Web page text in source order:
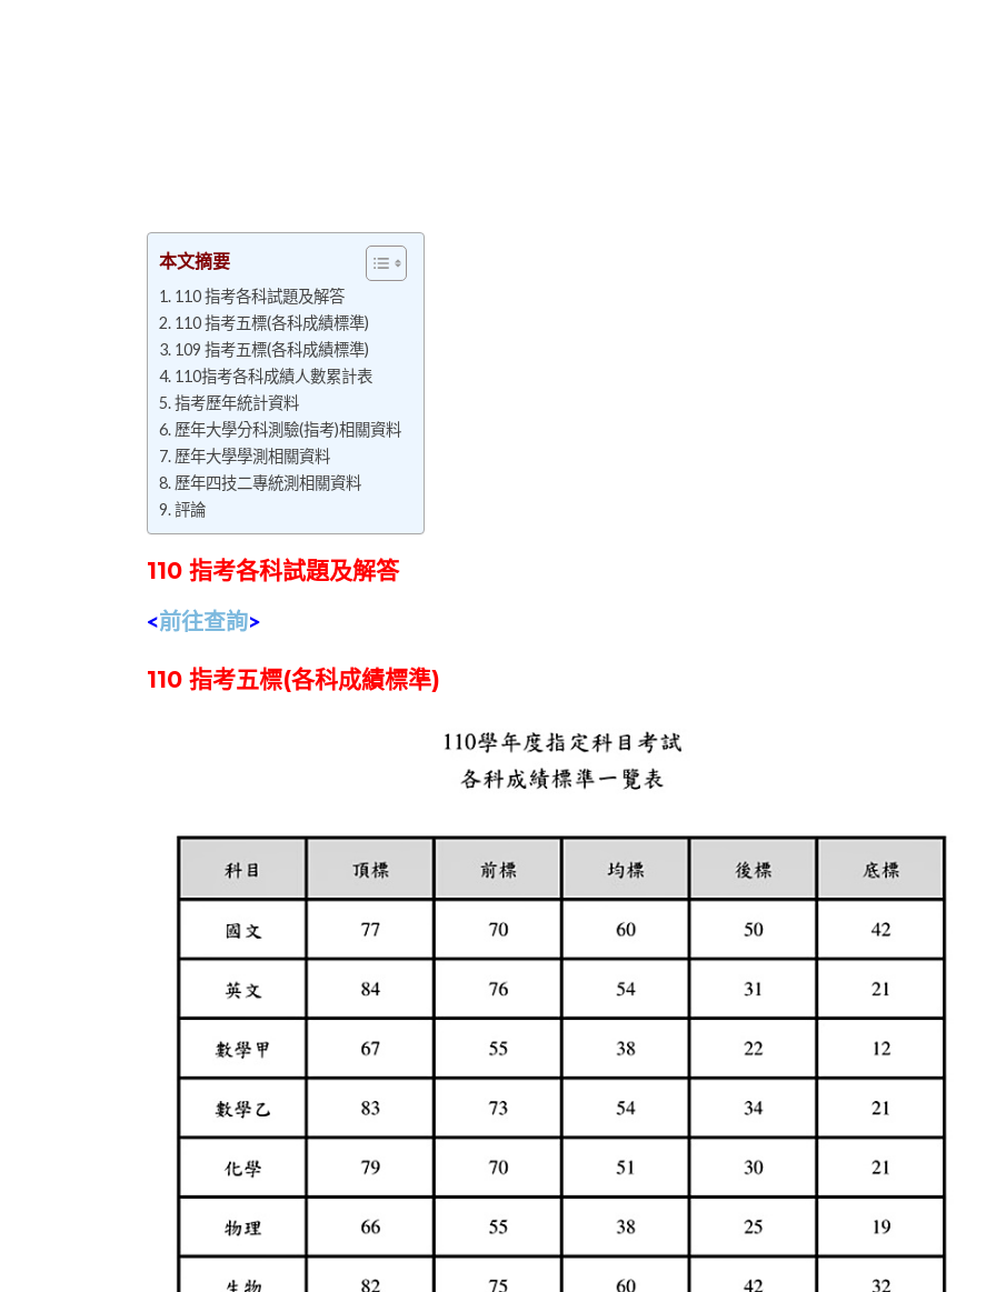
本文摘要
110 指考各科試題及解答
110 指考五標(各科成績標準)
109 指考五標(各科成績標準)
110指考各科成績人數累計表
指考歷年統計資料
歷年大學分科測驗(指考)相關資料
歷年大學學測相關資料
歷年四技二專統測相關資料
評論
110 指考各科試題及解答
<前往查詢>
110 指考五標(各科成績標準)